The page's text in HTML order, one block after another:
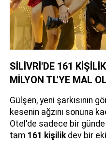
SİLİVRİ'DE 161
MİLYON TL'YE MAL
Gülşen, yeni şarkısının
kesenin ağzını sonuna
Otel'de sadece bir
tam 161 kişilikdev bir